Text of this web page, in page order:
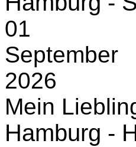
01
September
2026
Mein
Hamburg -